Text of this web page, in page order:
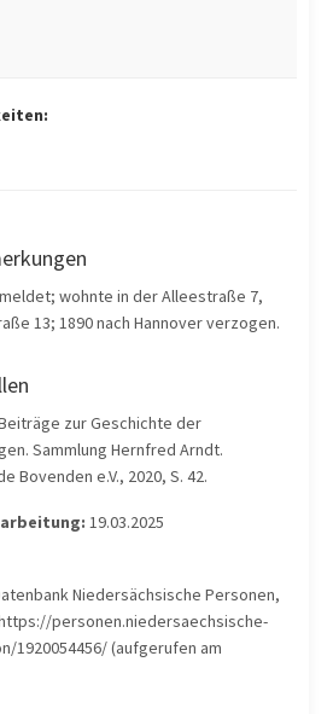
wohnte in der Alleestraße 7,
13; 1890 nach Hannover verzogen.
zur Geschichte der
Sammlung Hernfred Arndt.
Bovenden e.V., 2020, S. 42.
19.03.2025
Niedersächsische Personen,
https://personen.niedersaechsische-
1920054456/ (aufgerufen am